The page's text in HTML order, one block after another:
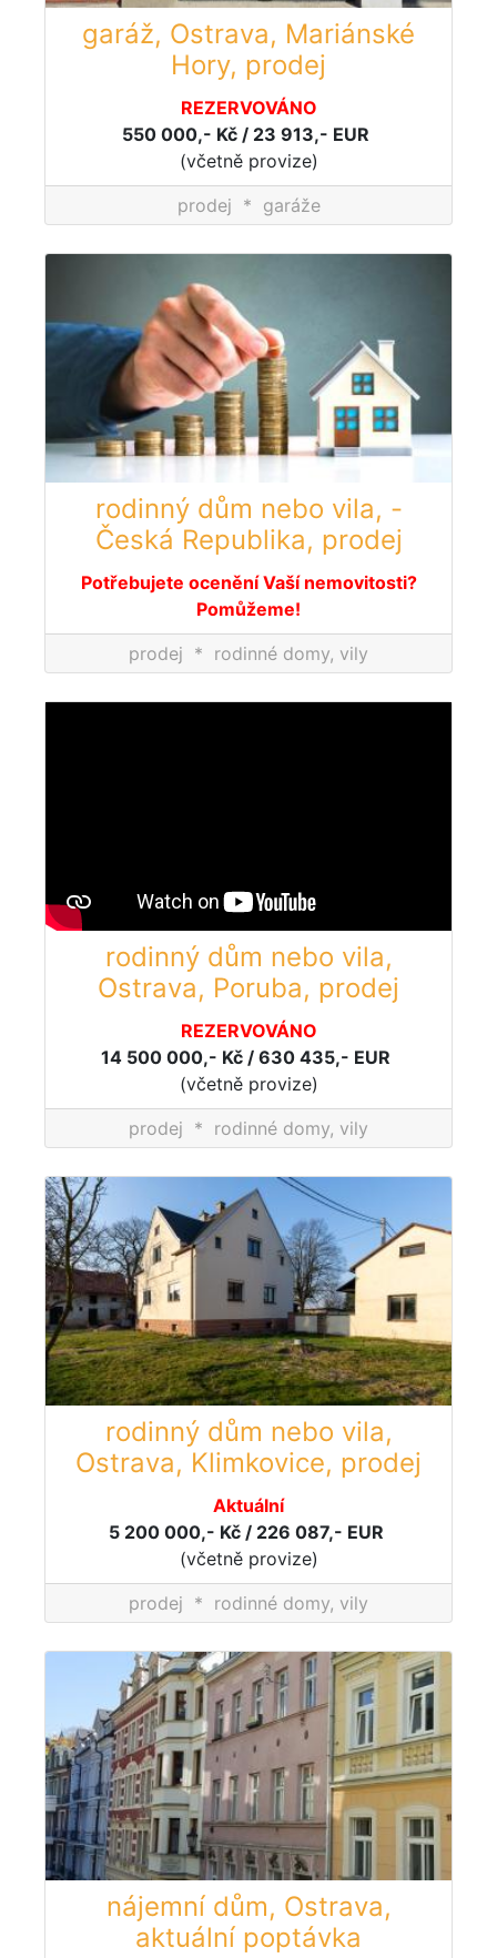
garáž, Ostrava, Mariánské
Hory, prodej
REZERVOVÁNO
550 000,- Kč / 23 913,- EUR
(včetně provize)
prodej * garáže
rodinný dům nebo vila, -
Česká Republika, prodej
Potřebujete ocenění Vaší nemovitosti?
Pomůžeme!
prodej * rodinné domy, vily
rodinný dům nebo vila,
Ostrava, Poruba, prodej
REZERVOVÁNO
14 500 000,- Kč / 630 435,- EUR
(včetně provize)
prodej * rodinné domy, vily
rodinný dům nebo vila,
Ostrava, Klimkovice, prodej
Aktuální
5 200 000,- Kč / 226 087,- EUR
(včetně provize)
prodej * rodinné domy, vily
nájemní dům, Ostrava,
aktuální poptávka